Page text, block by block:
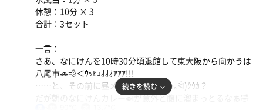
トンボまぐろ刺身
今日は綺麗なトンボまぐろがスーパーにあったので連
にぎり🍙
肉吸いってまじでスルスル食えるよなぁ🤤
量もマジでちょうど良くてバッチグーჱ̒✧°́⌳ｰ́)੭
メシ食ったらそのまま冷房にあたって身体をクールダウ
ン。
あれから即落ちして爆睡していたみたい🐑💤夜の記憶が全
然ない😂
しかし、加齢の進んだオサーンは目覚ましなしで5時に目
覚めてしまうんよね🤣
いつもなら脇目も振らずにサウナに向かうんだけど、今回
は全然急がないので2度寝して6時に起きて髭をリーソー🪒
決めたらモーニングサウナ1バッチ目。
🚃𓈒𓂂𓏸🚃
今回も個室カプセルを確保💊普通の金曜日だったから安か
で、駆けつけで2セット入れたら今日のメインイベント①
のいずみんヒーリング回･ハーバルロウリュに参加🫡
ヒーリング回は初めて受けるけど、あれいいですね。身体
休憩：10分 × 3
合計：3セット
一言：
さあ、なにけんを10時30分頃退館して東大阪から向かうは
八尾市🚗💨＜ｳｯﾋｮｵｵｵｱｱｱ!!!
……と、その前に昼メッシ食うか(｡🍣｡ᐛ)ｸｳｶ？
だが朝のなにけんカレー🍛が意外と腹に溜まっとるなぁ🤣
続きを読む